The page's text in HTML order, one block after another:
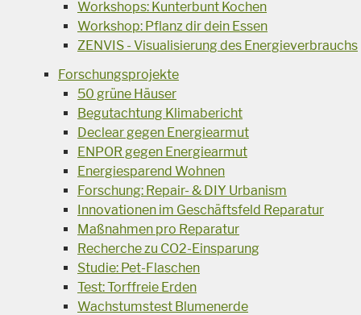
Workshops: Kunterbunt Kochen
Workshop: Pflanz dir dein Essen
ZENVIS - Visualisierung des Energieverbrauchs
Forschungsprojekte
50 grüne Häuser
Begutachtung Klimabericht
Declear gegen Energiearmut
ENPOR gegen Energiearmut
Energiesparend Wohnen
Forschung: Repair- & DIY Urbanism
Innovationen im Geschäftsfeld Reparatur
Maßnahmen pro Reparatur
Recherche zu CO2-Einsparung
Studie: Pet-Flaschen
Test: Torffreie Erden
Wachstumstest Blumenerde